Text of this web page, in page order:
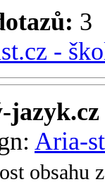
3
-
jazyk.cz
Aria-
obsahu